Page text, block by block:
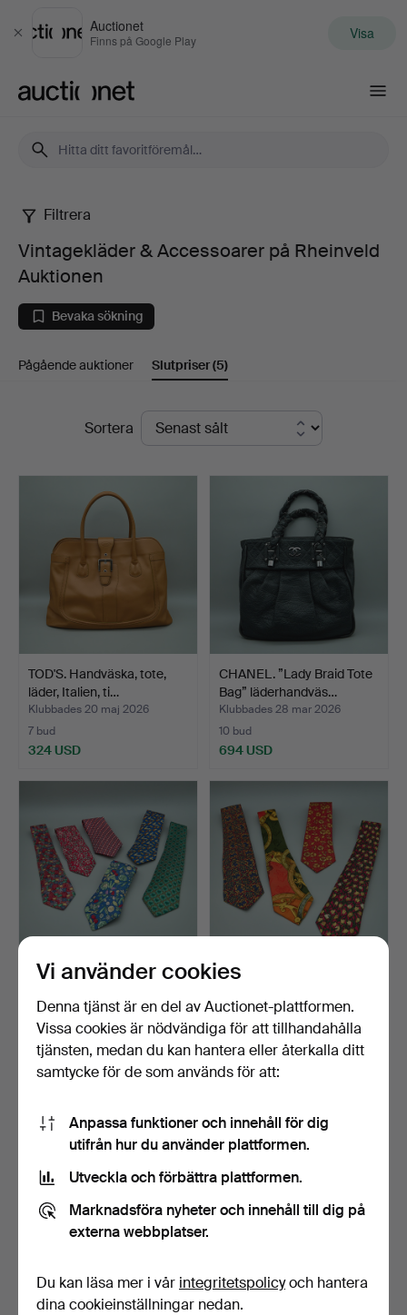
Stäng
Auctionet
Finns på Google Play Visa
Vintagekläder
Accessoarer
på
Auktionen
Filtrera
Vintagekläder & Accessoarer på Rheinveld
Auktionen
Bevaka sökning
Pågående auktioner Slutpriser(5)
SlutpriserSortera
TOD'S. Handväska, tote,
läder, Italien, ti…
Klubbades 20 maj 2026
7 bud
324 USD
CHANEL. ”Lady Braid Tote
Bag” läderhandväs…
Klubbades 28 mar 2026
10 bud
694 USD
HERMÈS. Förpackning
med 6 franska sidensli…
Klubbades 17 jan 2026
9 bud
278 USD
HERMÈS UND DIOR.
Förpackning med 4
franska…
Klubbades 30 dec 2025
18 bud
128 USD
HERMÈS. Förpackning
med 6 franska sidensli…
Vi använder cookies
Denna tjänst är en del av Auctionet-plattformen.
Vissa cookies är nödvändiga för att tillhandahålla
tjänsten, medan du kan hantera eller återkalla ditt
samtycke för de som används för att:
Anpassa funktioner och innehåll för dig
utifrån hur du använder plattformen.
Utveckla och förbättra plattformen.
Marknadsföra nyheter och innehåll till dig på
externa webbplatser.
Du kan läsa mer i vår integritetspolicyoch hantera
dina cookieinställningar nedan.